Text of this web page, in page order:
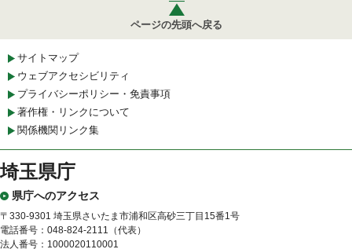
ページの先頭へ戻る
サイトマップ
ウェブアクセシビリティ
プライバシーポリシー・免責事項
著作権・リンクについて
関係機関リンク集
埼玉県庁
県庁へのアクセス
〒330-9301 埼玉県さいたま市浦和区高砂三丁目15番1号
電話番号：048-824-2111（代表）
法人番号：1000020110001